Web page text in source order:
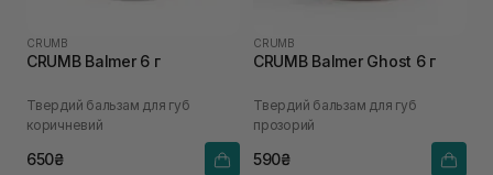
CRUMB
CRUMB Balmer 6 г
Твердий бальзам для губ
коричневий
650₴
CRUMB
CRUMB Balmer Ghost 6 г
Твердий бальзам для губ
прозорий
590₴